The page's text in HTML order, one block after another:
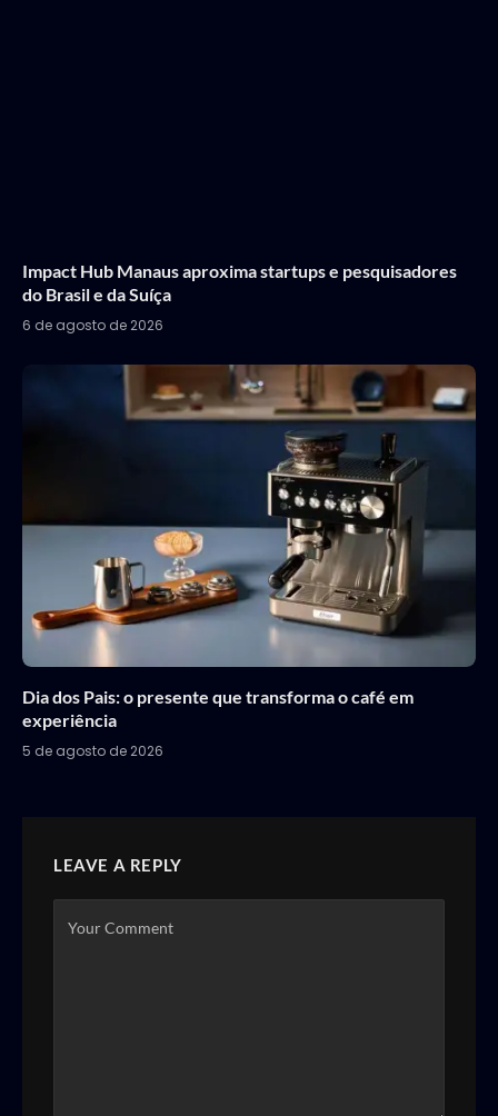
Impact Hub Manaus aproxima startups e pesquisadores
do Brasil e da Suíça
6 de agosto de 2026
Dia dos Pais: o presente que transforma o café em
experiência
5 de agosto de 2026
LEAVE A REPLY